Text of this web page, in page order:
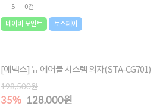
5 0건
네이버 포인트 토스페이
[에넥스] 뉴 에어블 시스템 의자(STA-CG701)
198,500원
35% 128,000원